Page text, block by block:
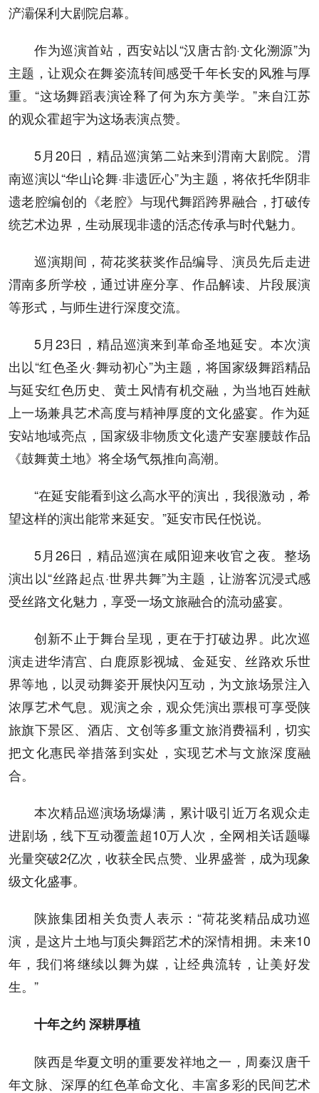
浐灞保利大剧院启幕。
作为巡演首站，西安站以“汉唐古韵·文化溯源”为
主题，让观众在舞姿流转间感受千年长安的风雅与厚
重。“这场舞蹈表演诠释了何为东方美学。”来自江苏
的观众霍超宇为这场表演点赞。
5月20日，精品巡演第二站来到渭南大剧院。渭
南巡演以“华山论舞·非遗匠心”为主题，将依托华阴非
遗老腔编创的《老腔》与现代舞蹈跨界融合，打破传
统艺术边界，生动展现非遗的活态传承与时代魅力。
巡演期间，荷花奖获奖作品编导、演员先后走进
渭南多所学校，通过讲座分享、作品解读、片段展演
等形式，与师生进行深度交流。
5月23日，精品巡演来到革命圣地延安。本次演
出以“红色圣火·舞动初心”为主题，将国家级舞蹈精品
与延安红色历史、黄土风情有机交融，为当地百姓献
上一场兼具艺术高度与精神厚度的文化盛宴。作为延
安站地域亮点，国家级非物质文化遗产安塞腰鼓作品
《鼓舞黄土地》将全场气氛推向高潮。
“在延安能看到这么高水平的演出，我很激动，希
望这样的演出能常来延安。”延安市民任悦说。
5月26日，精品巡演在咸阳迎来收官之夜。整场
演出以“丝路起点·世界共舞”为主题，让游客沉浸式感
受丝路文化魅力，享受一场文旅融合的流动盛宴。
创新不止于舞台呈现，更在于打破边界。此次巡
演走进华清宫、白鹿原影视城、金延安、丝路欢乐世
界等地，以灵动舞姿开展快闪互动，为文旅场景注入
浓厚艺术气息。观演之余，观众凭演出票根可享受陕
旅旗下景区、酒店、文创等多重文旅消费福利，切实
把文化惠民举措落到实处，实现艺术与文旅深度融
合。
本次精品巡演场场爆满，累计吸引近万名观众走
进剧场，线下互动覆盖超10万人次，全网相关话题曝
光量突破2亿次，收获全民点赞、业界盛誉，成为现象
级文化盛事。
陕旅集团相关负责人表示：“荷花奖精品成功巡
演，是这片土地与顶尖舞蹈艺术的深情相拥。未来10
年，我们将继续以舞为媒，让经典流转，让美好发
生。”
十年之约 深耕厚植
陕西是华夏文明的重要发祥地之一，周秦汉唐千
年文脉、深厚的红色革命文化、丰富多彩的民间艺术